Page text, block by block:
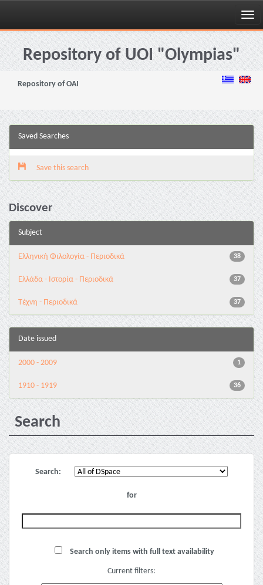
Skip
navigationRepository of UOI "Olympias"
Repository of OAI
Saved Searches
Save this search
Discover
Subject
38
Ελληνική Φιλολογία - Περιοδικά
37
Ελλάδα - Ιστορία - Περιοδικά
37
Τέχνη - Περιοδικά
Date issued
1
2000 - 2009
36
1910 - 1919
Search
Search:
for
Search only items with full text availability
Current filters: